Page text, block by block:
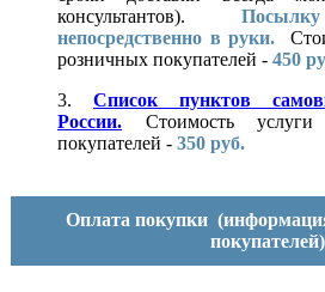
консультантов).
непосредственно в руки.
розничных покупателей - 450
3. Список пунктов
России.
Стоимость
покупателей - 350 руб.
Оплата покупки
покупателей)